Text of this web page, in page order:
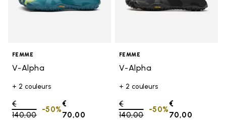
FEMME
V-Alpha
+ 2 couleurs
Price reduced from
€
140,00to
€
70,00
-50%
FEMME
V-Alpha
+ 2 couleurs
Price reduced from
€
140,00to
€
70,00
-50%